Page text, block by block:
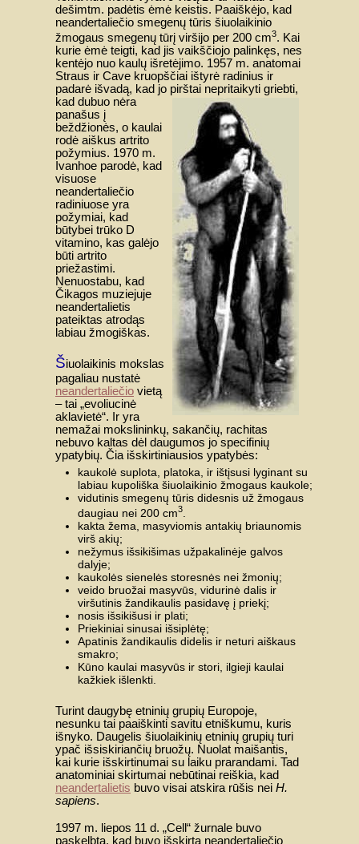
dešimtm. padėtis ėmė keistis. Paaiškėjo, kad
neandertaliečio smegenų tūris šiuolaikinio
žmogaus smegenų tūrį viršijo per 200 cm3. Kai
kurie ėmė teigti, kad jis vaikščiojo palinkęs, nes
kentėjo nuo kaulų išretėjimo. 1957 m. anatomai
Straus ir Cave kruopščiai ištyrė radinius ir
padarė išvadą, kad jo pirštai nepritaikyti griebti,
kad dubuo nėra
panašus į
beždžionės, o kaulai
rodė aiškus artrito
požymius. 1970 m.
Ivanhoe parodė, kad
visuose
neandertaliečio
radiniuose yra
požymiai, kad
būtybei trūko D
vitamino, kas galėjo
būti artrito
priežastimi.
Nenuostabu, kad
Čikagos muziejuje
neandertalietis
pateiktas atrodąs
labiau žmogiškas.
Šiuolaikinis mokslas
pagaliau nustatė
neandertaliečio vietą
– tai „evoliucinė
aklavietė“. Ir yra
nemažai mokslininkų, sakančių, rachitas
nebuvo kaltas dėl daugumos jo specifinių
ypatybių. Čia išskirtiniausios ypatybės:
kaukolė suplota, platoka, ir ištįsusi lyginant su
labiau kupoliška šiuolaikinio žmogaus kaukole;
vidutinis smegenų tūris didesnis už žmogaus
daugiau nei 200 cm3
kakta žema, masyviomis antakių briaunomis
virš akių;
nežymus išsikišimas užpakalinėje galvos
dalyje;
kaukolės sienelės storesnės nei žmonių;
veido bruožai masyvūs, vidurinė dalis ir
viršutinis žandikaulis pasidavę į priekį;
nosis išsikišusi ir plati;
Priekiniai sinusai išsiplėtę;
Apatinis žandikaulis didelis ir neturi aiškaus
smakro;
Kūno kaulai masyvūs ir stori, ilgieji kaulai
kažkiek išlenkti.
Turint daugybę etninių grupių Europoje,
nesunku tai paaiškinti savitu etniškumu, kuris
išnyko. Daugelis šiuolaikinių etninių grupių turi
ypač išsiskiriančių bruožų. Nuolat maišantis,
kai kurie išskirtinumai su laiku prarandami. Tad
anatominiai skirtumai nebūtinai reiškia, kad
neandertalietis buvo visai atskira rūšis nei H.
sapiens.
1997 m. liepos 11 d. „Cell“ žurnale buvo
paskelbta, kad buvo išskirta neandertaliečio